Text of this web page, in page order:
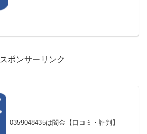
スポンサーリンク
0359048435は闇金【口コミ・評判】